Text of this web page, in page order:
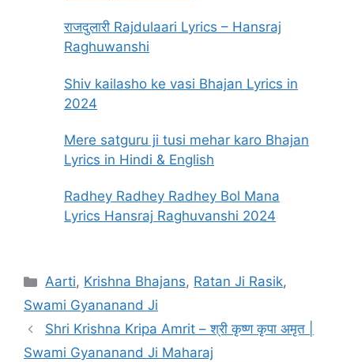
राजदुलारी Rajdulaari Lyrics – Hansraj
Raghuwanshi
Shiv kailasho ke vasi Bhajan Lyrics in
2024
Mere satguru ji tusi mehar karo Bhajan
Lyrics in Hindi & English
Radhey Radhey Radhey Bol Mana
Lyrics Hansraj Raghuvanshi 2024
Categories
Aarti, Krishna Bhajans, Ratan Ji Rasik,
Swami Gyananand Ji
Shri Krishna Kripa Amrit – श्री कृष्ण कृपा अमृत |
Swami Gyananand Ji Maharaj